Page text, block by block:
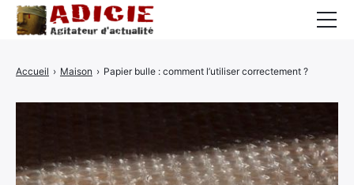
Accueil › Maison › Papier bulle : comment l’utiliser correctement ?
Culture